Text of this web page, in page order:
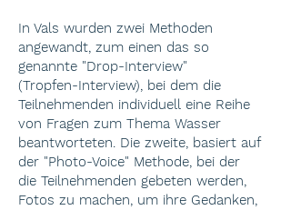
In Vals wurden zwei Methoden
angewandt, zum einen das so
genannte "Drop-Interview"
(Tropfen-Interview), bei dem die
Teilnehmenden individuell eine Reihe
von Fragen zum Thema Wasser
beantworteten. Die zweite, basiert auf
der "Photo-Voice" Methode, bei der
die Teilnehmenden gebeten werden,
Fotos zu machen, um ihre Gedanken,